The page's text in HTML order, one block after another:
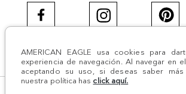
AMERICAN EAGLE usa cookies para
experiencia de navegación. Al navegar en
aceptando su uso, si deseas saber
nuestra política has click aquí.
#AEJEANS